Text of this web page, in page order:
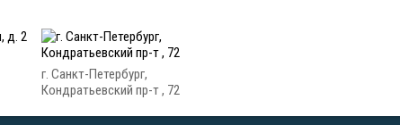
г. Санкт-Петербург,
Кондратьевский пр-т , 72